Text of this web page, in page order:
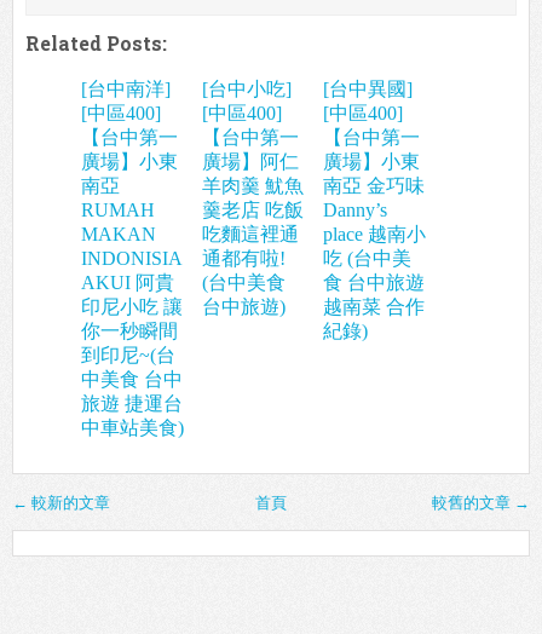
Related Posts:
[台中南洋]
[中區400]
【台中第一
廣場】小東
南亞
RUMAH
MAKAN
INDONISIA
AKUI 阿貴
印尼小吃 讓
你一秒瞬間
到印尼~(台
中美食 台中
旅遊 捷運台
中車站美食)
[台中小吃]
[中區400]
【台中第一
廣場】阿仁
羊肉羹 魷魚
羹老店 吃飯
吃麵這裡通
通都有啦!
(台中美食
台中旅遊)
[台中異國]
[中區400]
【台中第一
廣場】小東
南亞 金巧味
Danny’s
place 越南小
吃 (台中美
食 台中旅遊
越南菜 合作
紀錄)
← 較新的文章 較舊的文章 →
首頁